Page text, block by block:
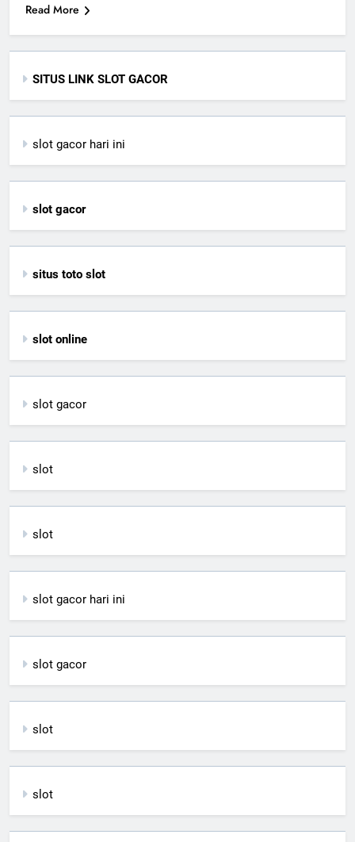
Read More
SITUS LINK SLOT GACOR
slot gacor hari ini
slot gacor
situs toto slot
slot online
slot gacor
slot
slot
slot gacor hari ini
slot gacor
slot
slot